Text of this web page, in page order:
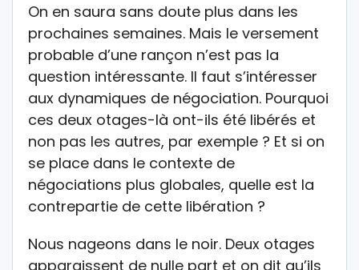
On en saura sans doute plus dans les
prochaines semaines. Mais le versement
probable d’une rançon n’est pas la
question intéressante. Il faut s’intéresser
aux dynamiques de négociation. Pourquoi
ces deux otages-là ont-ils été libérés et
non pas les autres, par exemple ? Et si on
se place dans le contexte de
négociations plus globales, quelle est la
contrepartie de cette libération ?
Nous nageons dans le noir. Deux otages
apparaissent de nulle part et on dit qu’ils